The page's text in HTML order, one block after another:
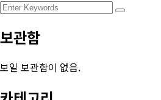
보관함
보일 보관함이 없음.